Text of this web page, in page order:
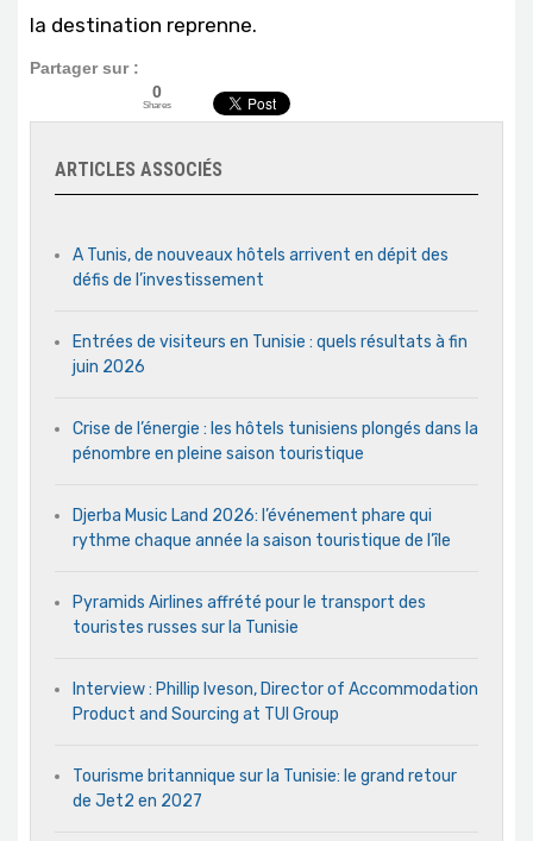
la destination reprenne.
Partager sur :
0
Shares
ARTICLES ASSOCIÉS
A Tunis, de nouveaux hôtels arrivent en dépit des
défis de l’investissement
Entrées de visiteurs en Tunisie : quels résultats à fin
juin 2026
Crise de l’énergie : les hôtels tunisiens plongés dans la
pénombre en pleine saison touristique
Djerba Music Land 2026: l’événement phare qui
rythme chaque année la saison touristique de l’île
Pyramids Airlines affrété pour le transport des
touristes russes sur la Tunisie
Interview : Phillip Iveson, Director of Accommodation
Product and Sourcing at TUI Group
Tourisme britannique sur la Tunisie: le grand retour
de Jet2 en 2027